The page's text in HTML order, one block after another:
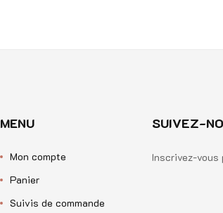
MENU
Mon compte
Panier
Suivis de commande
SUIVEZ-
Inscrivez-vous